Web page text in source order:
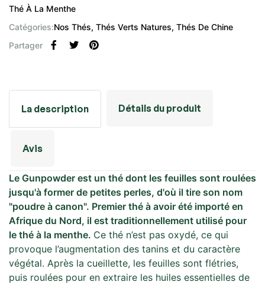
Thé À La Menthe
Catégories:Nos Thés Thés Verts Natures Thés De Chine
Partager
La description Détails du produit
Avis
Le Gunpowder est un thé dont les feuilles sont roulées
jusqu'à former de petites perles, d'où il tire son nom
"poudre à canon". Premier thé à avoir été importé en
Afrique du Nord, il est traditionnellement utilisé pour
le thé à la menthe. Ce thé n’est pas oxydé, ce qui
provoque l’augmentation des tanins et du caractère
végétal. Après la cueillette, les feuilles sont flétries,
puis roulées pour en extraire les huiles essentielles de